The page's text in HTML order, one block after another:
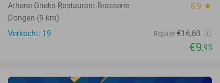
Athene Grieks Restaurant-Brasserie 8.9 star
Dongen (9 km)
Verkocht: 19
Regulier €16,60
€9,95